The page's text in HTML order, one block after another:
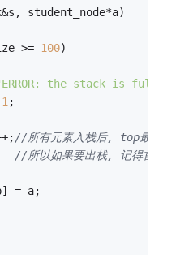
student_node*a)
>= 100)
the stack is full!"
;
//所有元素入栈后, top最后还
//所以如果要出栈, 记得首先
= a;